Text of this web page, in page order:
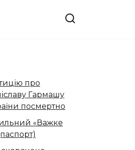
про
Гармашу
посмертно
«Важке